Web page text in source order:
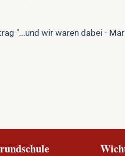
"...und wir waren dabei -